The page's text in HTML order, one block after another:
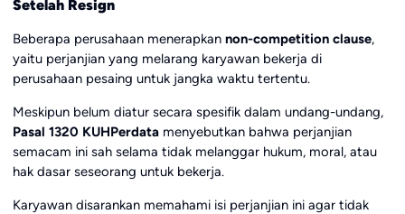
Setelah Resign
Beberapa perusahaan menerapkan non-competition clause,
yaitu perjanjian yang melarang karyawan bekerja di
perusahaan pesaing untuk jangka waktu tertentu.
Meskipun belum diatur secara spesifik dalam undang-undang,
Pasal 1320 KUHPerdatamenyebutkan bahwa perjanjian
semacam ini sah selama tidak melanggar hukum, moral, atau
hak dasar seseorang untuk bekerja.
Karyawan disarankan memahami isi perjanjian ini agar tidak